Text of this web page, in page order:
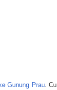
Gunung Prau.